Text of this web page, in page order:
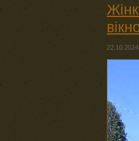
22.10.2024